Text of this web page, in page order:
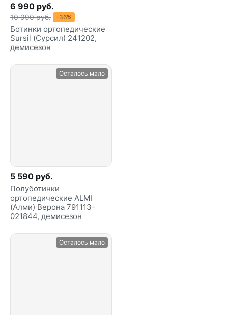
6 990 руб.
10 990 руб. -36%
Ботинки ортопедические
Sursil (Сурсил) 241202,
демисезон
Осталось мало
5 590 руб.
Полуботинки
ортопедические ALMI
(Алми) Верона 791113-
021844, демисезон
Осталось мало